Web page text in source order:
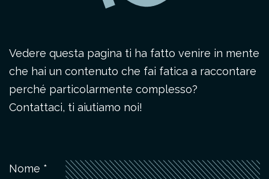
Vedere questa pagina ti ha fatto venire in mente
che hai un contenuto che fai fatica a raccontare
perché particolarmente complesso?
Contattaci, ti aiutiamo noi!
Nome *